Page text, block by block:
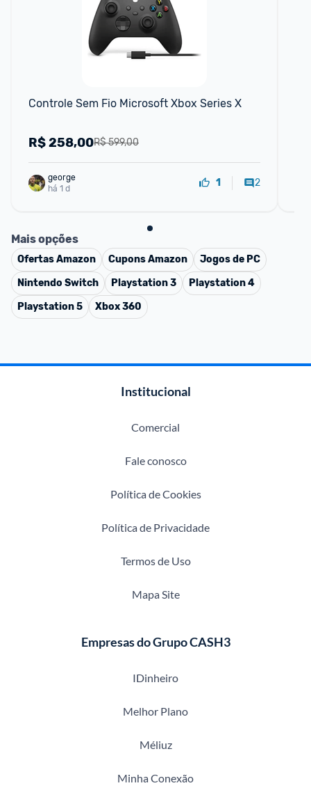
Controle Sem Fio Microsoft Xbox Series X
R$ 599,00
R$258,00
george
há 1 d
1 2
Mais opções
OfertasAmazon CuponsAmazon
Jogos de PC
Nintendo Switch
Playstation 3
Playstation 4
Playstation 5
Xbox 360
Institucional
Comercial
Fale conosco
Política de Cookies
Política de Privacidade
Termos de Uso
Mapa Site
Empresas do Grupo CASH3
IDinheiro
Melhor Plano
Méliuz
Minha Conexão